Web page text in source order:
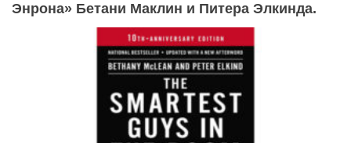
Энрона» Бетани Маклин и Питера Элкинда.